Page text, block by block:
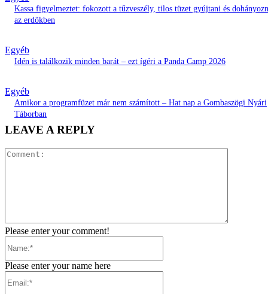
Kassa figyelmeztet: fokozott a tűzveszély, tilos tüzet gyújtani és
az erdőkben
Egyéb
Idén is találkozik minden barát – ezt ígéri a Panda Camp 2026
Egyéb
Amikor a programfüzet már nem számított – Hat nap a Gombaszögi Nyári
Táborban
LEAVE A REPLY
Please enter your comment!
Please enter your name here